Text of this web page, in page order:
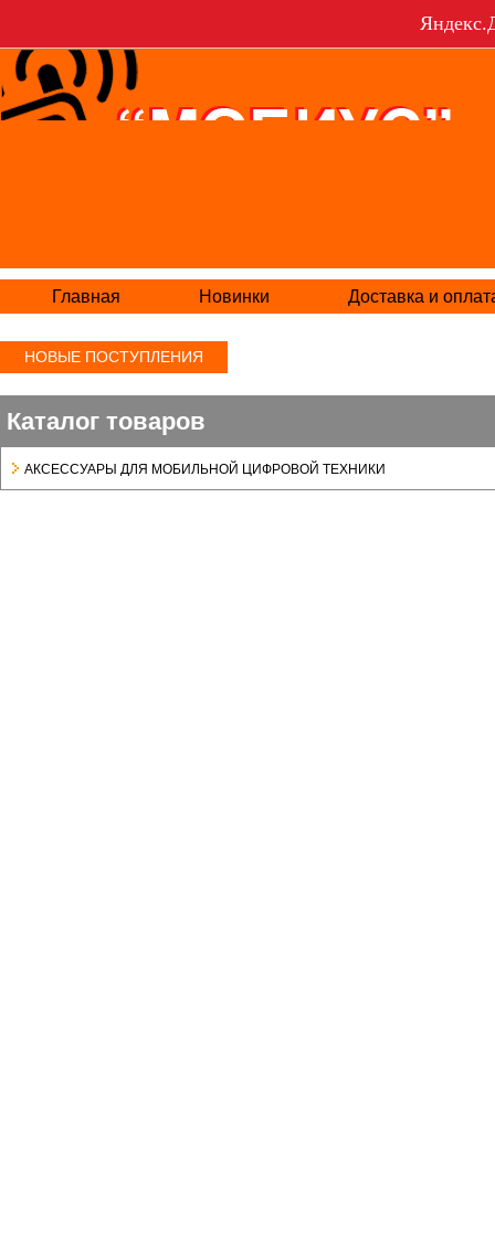
Главная Новинки Доставка и
НОВЫЕ ПОСТУПЛЕНИЯ
Каталог товаров
АКСЕСCУАРЫ ДЛЯ МОБИЛЬНОЙ ЦИФРОВОЙ ТЕХНИКИ